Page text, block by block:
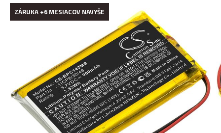
ZÁRUKA +6 MESIACOV NAVYŠE